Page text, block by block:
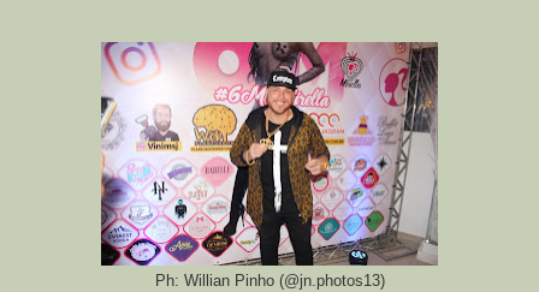
Ph: Willian Pinho (@jn.photos13)